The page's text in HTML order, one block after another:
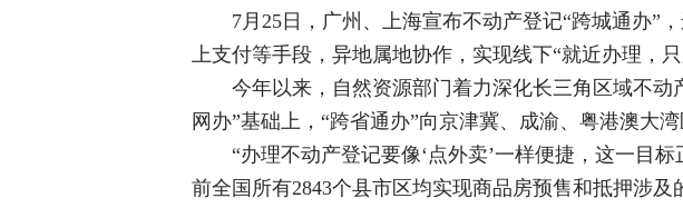
7月25日，广州、上海宣布不动产登记“跨城通办”
上支付等手段，异地属地协作，实现线下“就近办理，只
今年以来，自然资源部门着力深化长三角区域不
网办”基础上，“跨省通办”向京津冀、成渝、粤港澳大湾
“办理不动产登记要像‘点外卖’一样便捷，这一目
前全国所有2843个县市区均实现商品房预售和抵押涉